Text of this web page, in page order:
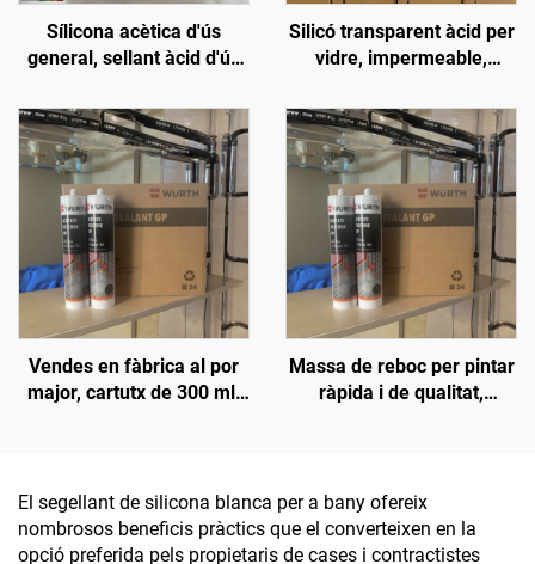
Sílicona acètica d'ús
general, sellant àcid d'ús
acètica
Silicó transparent àcid per
vidre, impermeable,
cola per aquari i peixera
Vendes en fàbrica al por
major, cartutx de 300 ml,
antimoquil per a la
construcció
Massa de reboc per pintar
ràpida i de qualitat,
El segellant de silicona blanca per a bany ofereix
nombrosos beneficis pràctics que el converteixen en la
opció preferida pels propietaris de cases i contractistes